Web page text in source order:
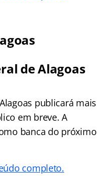
de Alagoas
publicará mais
em breve. A
banca do próximo
completo.